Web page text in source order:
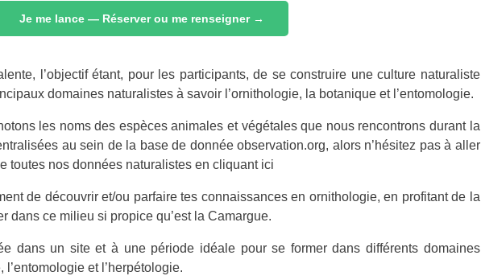
Je me lance — Réserver ou me renseigner →
l’objectif étant, pour les participants, de se construire une culture naturaliste
domaines naturalistes à savoir l’ornithologie, la botanique et l’entomologie.
les noms des espèces animales et végétales que nous rencontrons durant la
au sein de la base de donnée observation.org, alors n’hésitez pas à aller
toutes nos données naturalistes en cliquant ici
de découvrir et/ou parfaire tes connaissances en ornithologie, en profitant de la
dans ce milieu si propice qu’est la Camargue.
dans un site et à une période idéale pour se former dans différents domaines
et l’herpétologie.